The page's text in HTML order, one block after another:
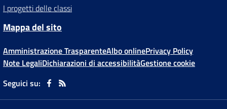
I progetti delle classi
Mappa del sito
Amministrazione TrasparenteAlbo onlinePrivacy Policy
Note LegaliDichiarazioni di accessibilitàGestione cookie
Seguici su: